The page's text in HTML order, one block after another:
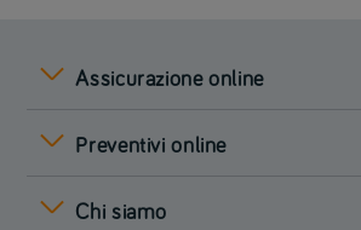
Assicurazione online
Preventivi online
Chi siamo